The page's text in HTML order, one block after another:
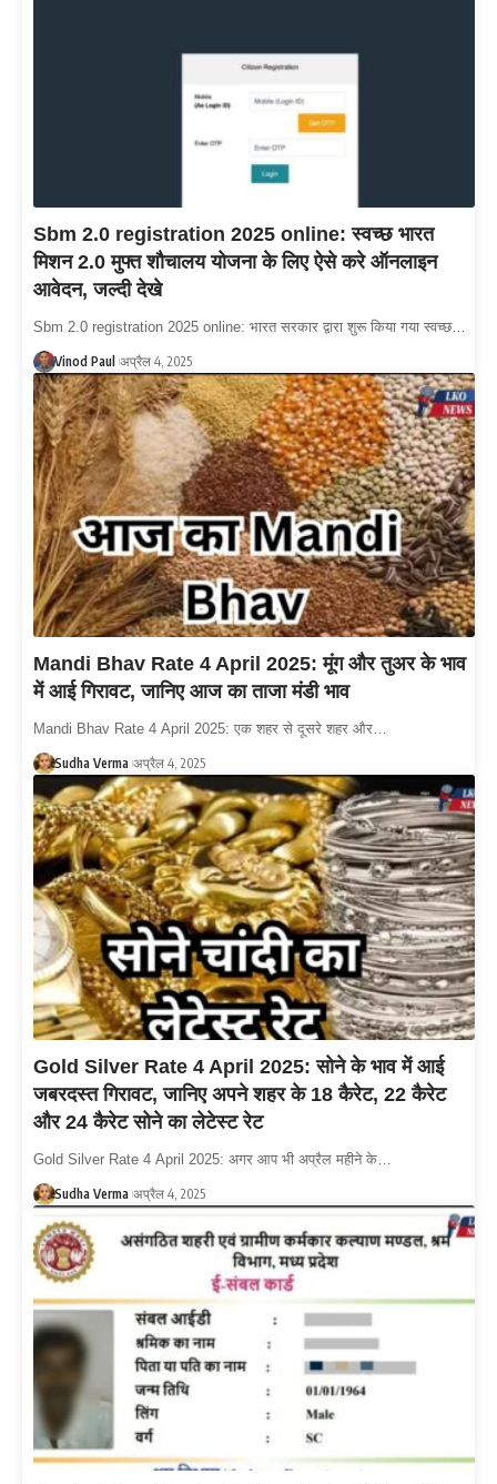
Sbm 2.0 registration 2025 online: स्वच्छ भारत
मिशन 2.0 मुफ्त शौचालय योजना के लिए ऐसे करे ऑनलाइन
आवेदन, जल्दी देखे
Sbm 2.0 registration 2025 online: भारत सरकार द्वारा शुरू किया गया स्वच्छ…
Vinod Paul अप्रैल 4, 2025
Mandi Bhav Rate 4 April 2025: मूंग और तुअर के भाव
में आई गिरावट, जानिए आज का ताजा मंडी भाव
Mandi Bhav Rate 4 April 2025: एक शहर से दूसरे शहर और…
Sudha Verma अप्रैल 4, 2025
Gold Silver Rate 4 April 2025: सोने के भाव में आई
जबरदस्त गिरावट, जानिए अपने शहर के 18 कैरेट, 22 कैरेट
और 24 कैरेट सोने का लेटेस्ट रेट
Gold Silver Rate 4 April 2025: अगर आप भी अप्रैल महीने के…
Sudha Verma अप्रैल 4, 2025